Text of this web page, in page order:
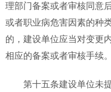
理部门备案或者审核同意
或者职业病危害因素的种
的，建设单位应当对变更
相应的备案或者审核手续。
第十五条建设单位未